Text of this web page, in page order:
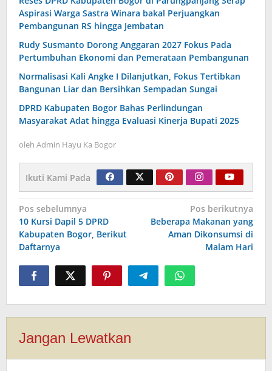
Aspirasi Warga Sastra Winara bakal Perjuangkan
Pembangunan RS hingga Jembatan
Rudy Susmanto Dorong Anggaran 2027 Fokus Pada
Pertumbuhan Ekonomi dan Pemerataan Pembangunan
Normalisasi Kali Angke I Dilanjutkan, Fokus Tertibkan
Bangunan Liar dan Bersihkan Sempadan Sungai
DPRD Kabupaten Bogor Bahas Perlindungan
Masyarakat Adat hingga Evaluasi Kinerja Bupati 2025
oleh Admin Hayu Ka Bogor
Ikuti Kami Pada
Navigasi
pos
Pos sebelumnya
10 Kursi Dapil 5 DPRD
Kabupaten Bogor, Berikut
Daftarnya
Pos berikutnya
Beberapa Makanan yang
Aman Dikonsumsi di
Malam Hari
Jangan Lewatkan